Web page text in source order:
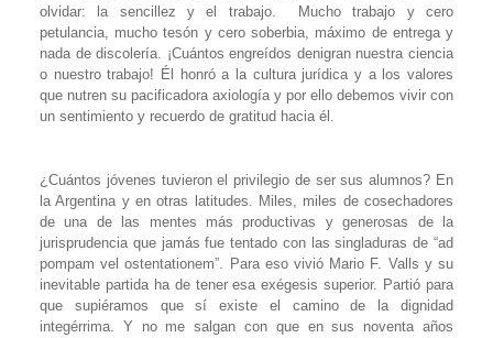
olvidar: la sencillez y el trabajo.
Mucho trabajo y cero
petulancia, mucho tesón y cero soberbia, máximo de entrega y
nada de discolería. ¡Cuántos engreídos denigran nuestra ciencia
o nuestro trabajo! Él honró a la cultura jurídica y a los valores
que nutren su pacificadora axiología y por ello debemos vivir con
un sentimiento y recuerdo de gratitud hacia él.
¿Cuántos jóvenes tuvieron el privilegio de ser sus alumnos? En
la Argentina y en otras latitudes. Miles, miles de cosechadores
de una de las mentes más productivas y generosas de la
jurisprudencia que jamás fue tentado con las singladuras de “ad
pompam vel ostentationem”. Para eso vivió Mario F. Valls y su
inevitable partida ha de tener esa exégesis superior. Partió para
que supiéramos que sí existe el camino de la dignidad
integérrima. Y no me salgan con que en sus noventa años